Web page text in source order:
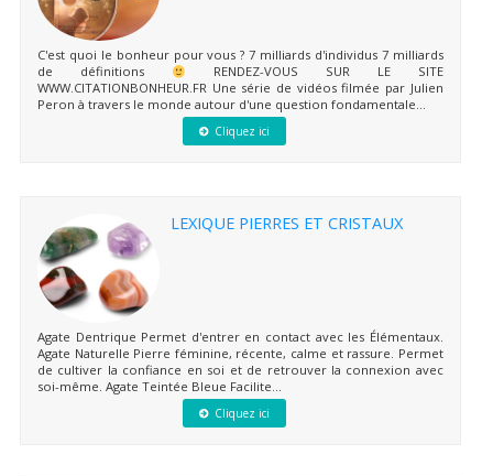
C'est quoi le bonheur pour vous ? 7 milliards d'individus 7 milliards
de définitions
RENDEZ-VOUS SUR LE SITE
WWW.CITATIONBONHEUR.FR Une série de vidéos filmée par Julien
Peron à travers le monde autour d'une question fondamentale...
Cliquez ici
LEXIQUE PIERRES ET CRISTAUX
Agate Dentrique Permet d'entrer en contact avec les Élémentaux.
Agate Naturelle Pierre féminine, récente, calme et rassure. Permet
de cultiver la confiance en soi et de retrouver la connexion avec
soi-même. Agate Teintée Bleue Facilite...
Cliquez ici